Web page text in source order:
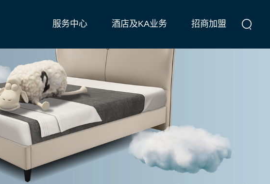
服务中心 酒店及KA业务 招商加盟